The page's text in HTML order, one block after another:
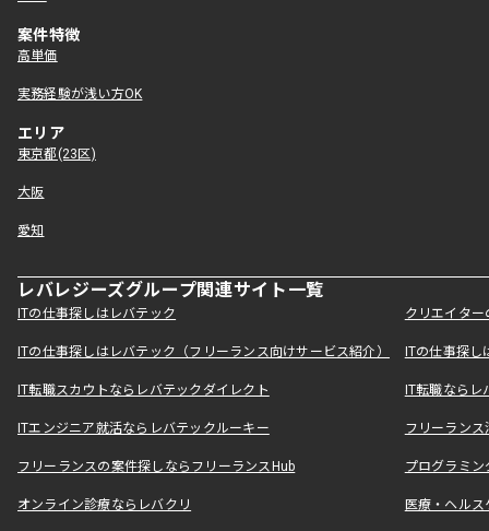
案件特徴
高単価
実務経験が浅い方OK
エリア
東京都(23区)
大阪
愛知
レバレジーズグループ関連サイト一覧
ITの仕事探しはレバテック クリエイタ
ITの仕事探しはレバテック（フリーランス向けサービス紹介） ITの仕事探
IT転職スカウトならレバテックダイレクト IT転職なら
ITエンジニア就活ならレバテックルーキー フリーラン
フリーランスの案件探しならフリーランスHub プログラミ
オンライン診療ならレバクリ 医療・ヘル